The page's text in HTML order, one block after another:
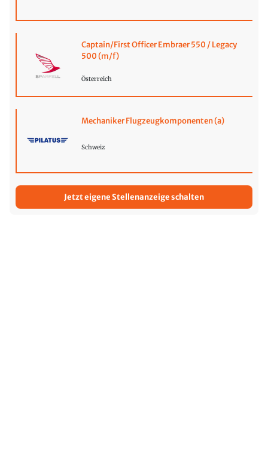
Captain/First Officer Embraer 550 / Legacy
500 (m/f)
Österreich
Mechaniker Flugzeugkomponenten (a)
Schweiz
Jetzt eigene Stellenanzeige schalten